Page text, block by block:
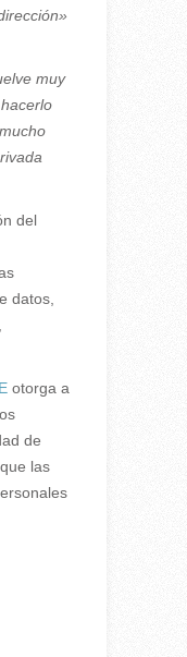
muy
del
datos,
otorga a
de
las